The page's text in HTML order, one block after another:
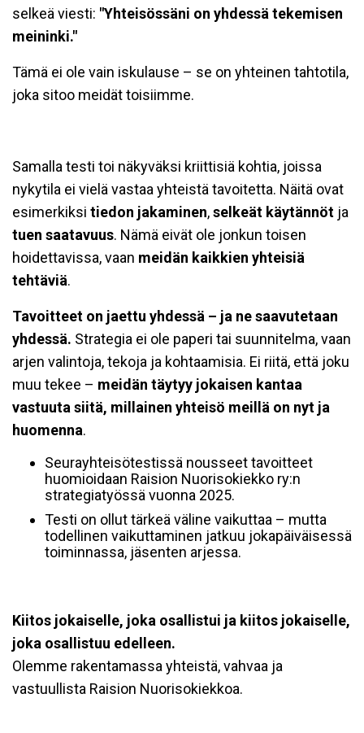
selkeä viesti: "Yhteisössäni on yhdessä tekemisen
meininki."
Tämä ei ole vain iskulause – se on yhteinen tahtotila,
joka sitoo meidät toisiimme.
Samalla testi toi näkyväksi kriittisiä kohtia, joissa
nykytila ei vielä vastaa yhteistä tavoitetta. Näitä ovat
esimerkiksi tiedon jakaminen,selkeät käytännöt ja
tuen saatavuus. Nämä eivät ole jonkun toisen
hoidettavissa, vaan meidän kaikkien yhteisiä
tehtäviä.
Tavoitteet on jaettu yhdessä – ja ne saavutetaan
yhdessä. Strategia ei ole paperi tai suunnitelma, vaan
arjen valintoja, tekoja ja kohtaamisia. Ei riitä, että joku
muu tekee – meidän täytyy jokaisen kantaa
vastuuta siitä, millainen yhteisö meillä on nyt ja
huomenna.
Seurayhteisötestissä nousseet tavoitteet
huomioidaan Raision Nuorisokiekko ry:n
strategiatyössä vuonna 2025.
Testi on ollut tärkeä väline vaikuttaa – mutta
todellinen vaikuttaminen jatkuu jokapäiväisessä
toiminnassa, jäsenten arjessa.
Kiitos jokaiselle, joka osallistui ja kiitos jokaiselle,
joka osallistuu edelleen.
Olemme rakentamassa yhteistä, vahvaa ja
vastuullista Raision Nuorisokiekkoa.